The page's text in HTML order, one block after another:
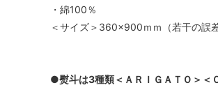
・綿100％
＜サイズ＞360×900ｍｍ（若干の誤
●熨斗は3種類＜ＡＲＩＧＡＴＯ＞＜